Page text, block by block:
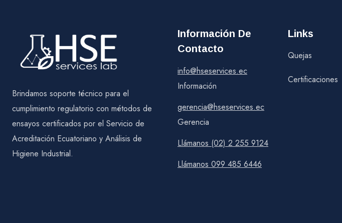
Brindamos soporte técnico para el
cumplimiento regulatorio con métodos de
ensayos certificados por el Servicio de
Acreditación Ecuatoriano y Análisis de
Higiene Industrial.
Información De
Contacto
info@hseservices.ec
Información
gerencia@hseservices.ec
Gerencia
Llámanos (02) 2 255 9124
Llámanos 099 485 6446
Links
Quejas
Certificaciones